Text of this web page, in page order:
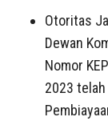
Otoritas
Dewan
Nomor
2023